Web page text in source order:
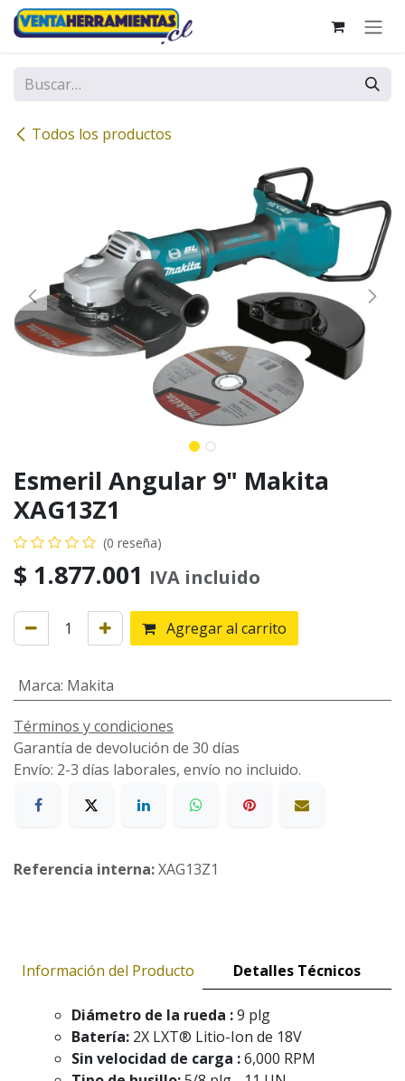
Ir al contenido
Todos los productos
Esmeril Angular 9" Makita
XAG13Z1
(0 reseña)
$ 1.877.001 IVA incluido
Agregar al carrito
Marca: Makita
Términos y condiciones
Garantía de devolución de 30 días
Envío: 2-3 días laborales, envío no incluido.
Referencia interna:XAG13Z1
Información del Producto Detalles Técnicos
Diámetro de la rueda :9 plg
Batería: 2X LXT® Litio-Ion de 18V
Sin velocidad de carga :6,000 RPM